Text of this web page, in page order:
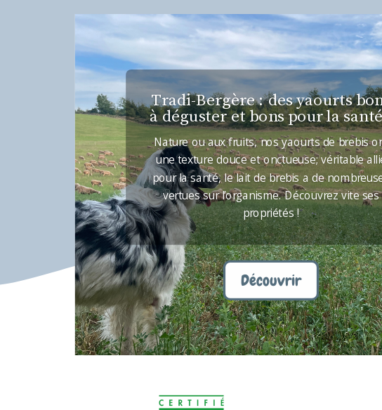
Tradi-Bergère : des yaourts
à déguster et bons pour la
Nature ou aux fruits, nos yaourts de brebis
une texture douce et onctueuse; véritable
pour la santé, le lait de brebis a de
vertues sur l’organisme. Découvrez vite ses
propriétés !
Découvrir